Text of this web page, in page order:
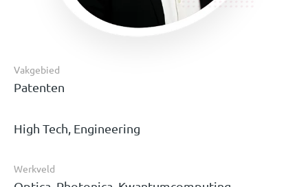
Vakgebied
Patenten
High Tech, Engineering
Werkveld